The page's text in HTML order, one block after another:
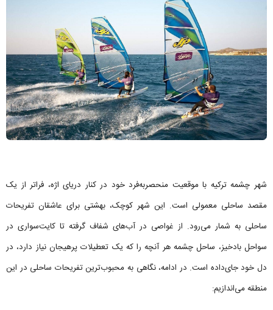
شهر چشمه ترکیه با موقعیت منحصربه‌فرد خود در کنار دریای اژه، فراتر از یک
مقصد ساحلی معمولی است. این شهر کوچک، بهشتی برای عاشقان تفریحات
ساحلی به شمار می‌رود. از غواصی در آب‌های شفاف گرفته تا کایت‌سواری در
سواحل بادخیز، ساحل چشمه هر آنچه را که یک تعطیلات پرهیجان نیاز دارد، در
دل خود جای‌داده است. در ادامه، نگاهی به محبوب‌ترین تفریحات ساحلی در این
منطقه می‌اندازیم: